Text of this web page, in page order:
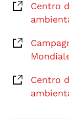
Centro
Centro